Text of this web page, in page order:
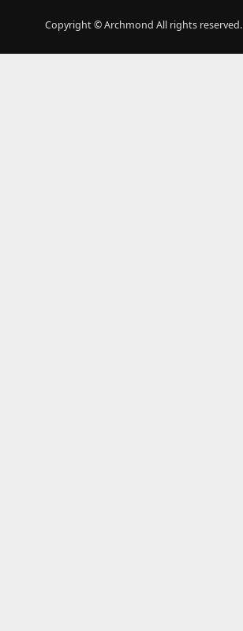
Copyright © Archmond All rights reserved.